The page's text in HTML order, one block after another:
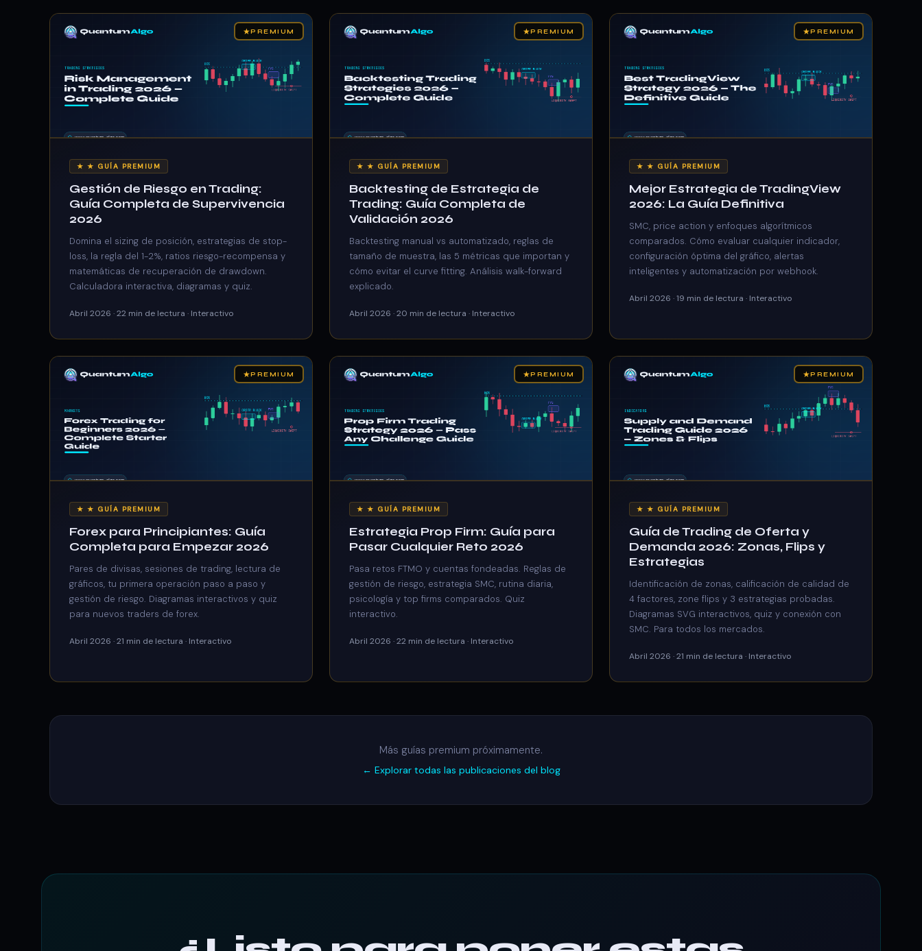
★PREMIUM
★ ★ GUÍA PREMIUM
Gestión de Riesgo en Trading:
Guía Completa de Supervivencia
2026
Domina el sizing de posición, estrategias de stop-
loss, la regla del 1-2%, ratios riesgo-recompensa y
matemáticas de recuperación de drawdown.
Calculadora interactiva, diagramas y quiz.
Abril 2026 · 22 min de lectura · Interactivo
★PREMIUM
★ ★ GUÍA PREMIUM
Backtesting de Estrategia de
Trading: Guía Completa de
Validación 2026
Backtesting manual vs automatizado, reglas de
tamaño de muestra, las 5 métricas que importan y
cómo evitar el curve fitting. Análisis walk-forward
explicado.
Abril 2026 · 20 min de lectura · Interactivo
★PREMIUM
★ ★ GUÍA PREMIUM
Mejor Estrategia de TradingView
2026: La Guía Definitiva
SMC, price action y enfoques algorítmicos
comparados. Cómo evaluar cualquier indicador,
configuración óptima del gráfico, alertas
inteligentes y automatización por webhook.
Abril 2026 · 19 min de lectura · Interactivo
★PREMIUM
★ ★ GUÍA PREMIUM
Forex para Principiantes: Guía
Completa para Empezar 2026
Pares de divisas, sesiones de trading, lectura de
gráficos, tu primera operación paso a paso y
gestión de riesgo. Diagramas interactivos y quiz
para nuevos traders de forex.
Abril 2026 · 21 min de lectura · Interactivo
★PREMIUM
★ ★ GUÍA PREMIUM
Estrategia Prop Firm: Guía para
Pasar Cualquier Reto 2026
Pasa retos FTMO y cuentas fondeadas. Reglas de
gestión de riesgo, estrategia SMC, rutina diaria,
psicología y top firms comparados. Quiz
interactivo.
Abril 2026 · 22 min de lectura · Interactivo
★PREMIUM
★ ★ GUÍA PREMIUM
Guía de Trading de Oferta y
Demanda 2026: Zonas, Flips y
Estrategias
Identificación de zonas, calificación de calidad de
4 factores, zone flips y 3 estrategias probadas.
Diagramas SVG interactivos, quiz y conexión con
SMC. Para todos los mercados.
Abril 2026 · 21 min de lectura · Interactivo
Más guías premium próximamente.
← Explorar todas las publicaciones del blog